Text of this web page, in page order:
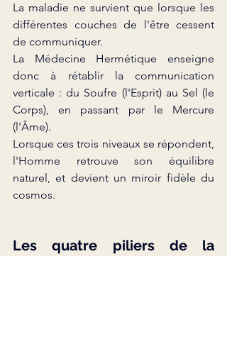
La maladie ne survient que lorsque les
différentes couches de l'être cessent
de communiquer.
La Médecine Hermétique enseigne
donc à rétablir la communication
verticale : du Soufre (l'Esprit) au Sel (le
Corps), en passant par le Mercure
(l'Âme).
Lorsque ces trois niveaux se répondent,
l'Homme retrouve son équilibre
naturel, et devient un miroir fidèle du
cosmos.
Les quatre piliers de la